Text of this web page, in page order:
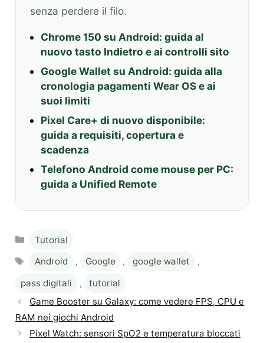
senza perdere il filo.
Chrome 150 su Android: guida al
nuovo tasto Indietro e ai controlli sito
Google Wallet su Android: guida alla
cronologia pagamenti Wear OS e ai
suoi limiti
Pixel Care+ di nuovo disponibile:
guida a requisiti, copertura e
scadenza
Telefono Android come mouse per PC:
guida a Unified Remote
Categories
Tutorial
Tags
Android , Google , google wallet
,
pass digitali
,
tutorial
Game Booster su Galaxy: come vedere FPS, CPU e
RAM nei giochi Android
Pixel Watch: sensori SpO2 e temperatura bloccati